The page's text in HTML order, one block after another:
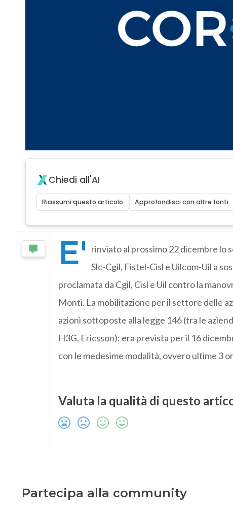
Chiedi all'AI
Riassumi questo articolo Approfondisci con altre fonti
E' rinviato al prossimo 22 dicembre lo
Slc-Cgil, Fistel-Cisl e Uilcom-Uil a
proclamata da Cgil, Cisl e Uil contro la
Monti. La mobilitazione per il settore delle
azioni sottoposte alla legge 146 (tra le
H3G, Ericsson): era prevista per il 16
con le medesime modalità, ovvero ultime 3
Valuta la qualità di questo
Partecipa alla community